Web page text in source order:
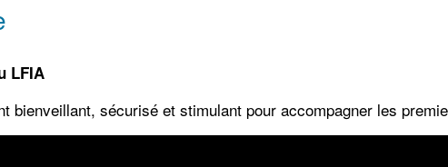
LFIA
bienveillant, sécurisé et stimulant pour accompagner les